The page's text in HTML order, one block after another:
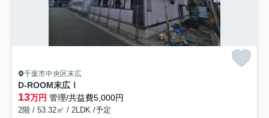
千葉市中央区末広
D-ROOM末広Ⅰ
13万円 管理/共益費5,000円
2階 / 53.32㎡ / 2LDK /予定